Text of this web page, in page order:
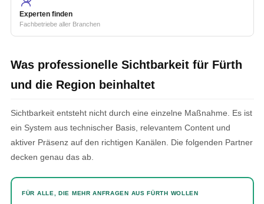
Experten finden
Fachbetriebe aller Branchen
Was professionelle Sichtbarkeit für Fürth
und die Region beinhaltet
Sichtbarkeit entsteht nicht durch eine einzelne Maßnahme. Es ist
ein System aus technischer Basis, relevantem Content und
aktiver Präsenz auf den richtigen Kanälen. Die folgenden Partner
decken genau das ab.
FÜR ALLE, DIE MEHR ANFRAGEN AUS FÜRTH WOLLEN